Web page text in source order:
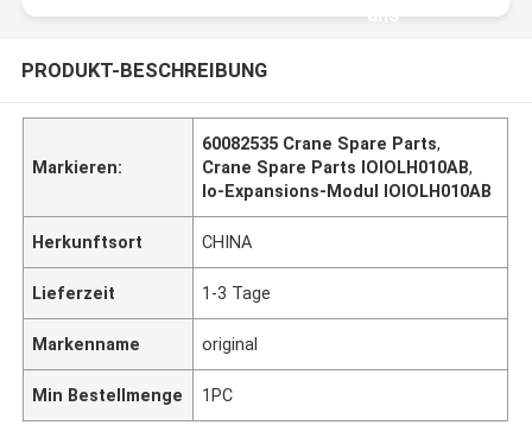
uns
PRODUKT-BESCHREIBUNG
Markieren:
60082535 Crane Spare Parts,
Crane Spare Parts IOIOLH010AB,
Io-Expansions-Modul IOIOLH010AB
Herkunftsort CHINA
Lieferzeit 1-3 Tage
Markenname original
Min Bestellmenge 1PC